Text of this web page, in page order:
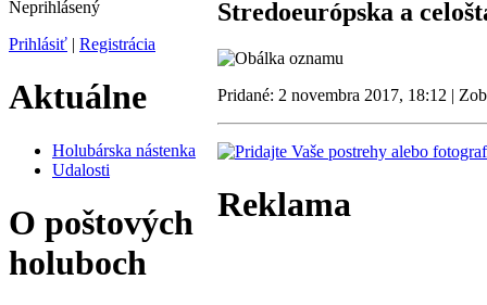
Neprihlásený
Prihlásiť | Registrácia
Aktuálne
Holubárska nástenka
Udalosti
O poštových
holuboch
Stredoeurópska a
Pridané: 2 novembra 2017, 18:12 |
Reklama